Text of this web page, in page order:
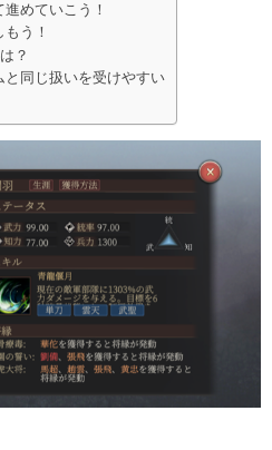
めていこう！
う！
？
同じ扱いを受けやすい